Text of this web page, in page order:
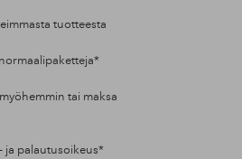
tuotteesta
tai maksa
ja palautusoikeus*